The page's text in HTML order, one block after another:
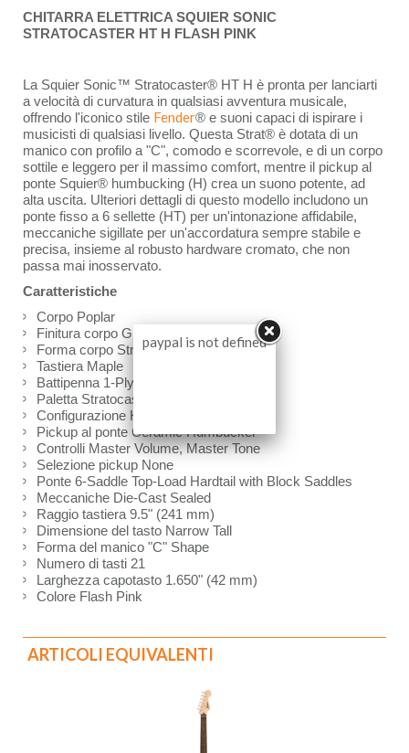
CHITARRA ELETTRICA SQUIER SONIC
STRATOCASTER HT H FLASH PINK
La Squier Sonic™ Stratocaster® HT H è pronta per lanciarti
a velocità di curvatura in qualsiasi avventura musicale,
offrendo l'iconico stile Fender® e suoni capaci di ispirare i
musicisti di qualsiasi livello. Questa Strat® è dotata di un
manico con profilo a "C", comodo e scorrevole, e di un corpo
sottile e leggero per il massimo comfort, mentre il pickup al
ponte Squier® humbucking (H) crea un suono potente, ad
alta uscita. Ulteriori dettagli di questo modello includono un
ponte fisso a 6 sellette (HT) per un'intonazione affidabile,
meccaniche sigillate per un'accordatura sempre stabile e
precisa, insieme al robusto hardware cromato, che non
passa mai inosservato.
Caratteristiche
Corpo Poplar
Finitura corpo Gloss Polyurethane
Forma corpo Stratocaster®
Tastiera Maple
Battipenna 1-Ply White
Paletta Stratocaster®
Configurazione H
Pickup al ponte Ceramic Humbucker
Controlli Master Volume, Master Tone
Selezione pickup None
Ponte 6-Saddle Top-Load Hardtail with Block Saddles
Meccaniche Die-Cast Sealed
Raggio tastiera 9.5" (241 mm)
Dimensione del tasto Narrow Tall
Forma del manico "C" Shape
Numero di tasti 21
Larghezza capotasto 1.650" (42 mm)
Colore Flash Pink
ARTICOLI EQUIVALENTI
paypal is not defined